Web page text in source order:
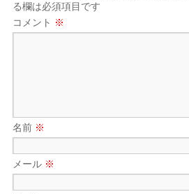
る欄は必須項目です
コメント ※
名前 ※
メール ※